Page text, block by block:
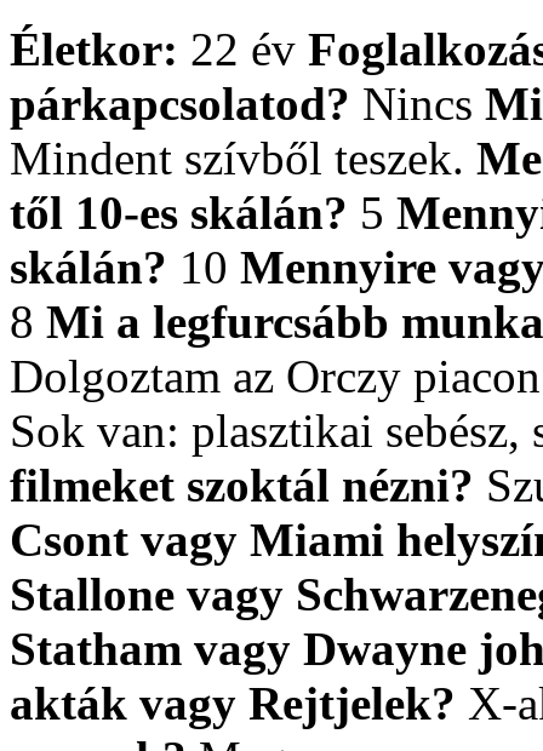
Életkor: 22 év
párkapcsolatod? Nincs
Mindent szívből teszek.
től 10-es skálán? 5
skálán? 10 Mennyire
8 Mi a legfurcsább
Dolgoztam az Orczy
Sok van: plasztikai
filmeket szoktál nézni?
Csont vagy Miami
Stallone vagy
Statham vagy Dwayne
akták vagy Rejtjelek? X-